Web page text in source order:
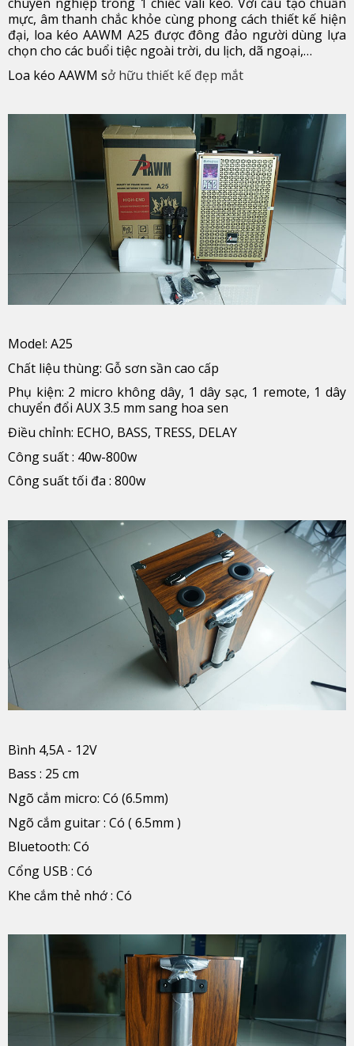
mực, âm thanh chắc khỏe cùng phong cách thiết kế hiện
đại, loa kéo AAWM A25 được đông đảo người dùng lựa
chọn cho các buổi tiệc ngoài trời, du lịch, dã ngoại,…
Loa kéo AAWM sở hữu thiết kế đẹp mắt
Model: A25
Chất liệu thùng: Gỗ sơn sần cao cấp
Phụ kiện: 2 micro không dây, 1 dây sạc, 1 remote, 1 dây
chuyển đổi AUX 3.5 mm sang hoa sen
Điều chỉnh: ECHO, BASS, TRESS, DELAY
Công suất : 40w-800w
Công suất tối đa : 800w
Bình 4,5A - 12V
Bass : 25 cm
Ngõ cắm micro: Có (6.5mm)
Ngõ cắm guitar : Có ( 6.5mm )
Bluetooth: Có
Cổng USB : Có
Khe cắm thẻ nhớ : Có